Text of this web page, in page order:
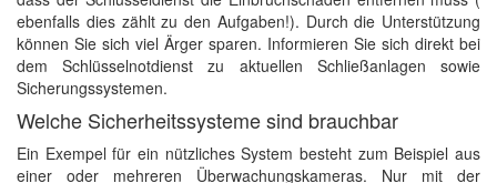
ebenfalls dies zählt zu den Aufgaben!). Durch die Unterstützung
können Sie sich viel Ärger sparen. Informieren Sie sich direkt bei
dem Schlüsselnotdienst zu aktuellen Schließanlagen sowie
Sicherungssystemen.
Welche Sicherheitssysteme sind brauchbar
Ein Exempel für ein nützliches System besteht zum Beispiel aus
einer oder mehreren Überwachungskameras. Nur mit der